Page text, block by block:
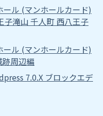
ル (マンホールカード)
子滝山 千人町 西八王子
ル (マンホールカード)
周辺編
7.0.X ブロックエデ